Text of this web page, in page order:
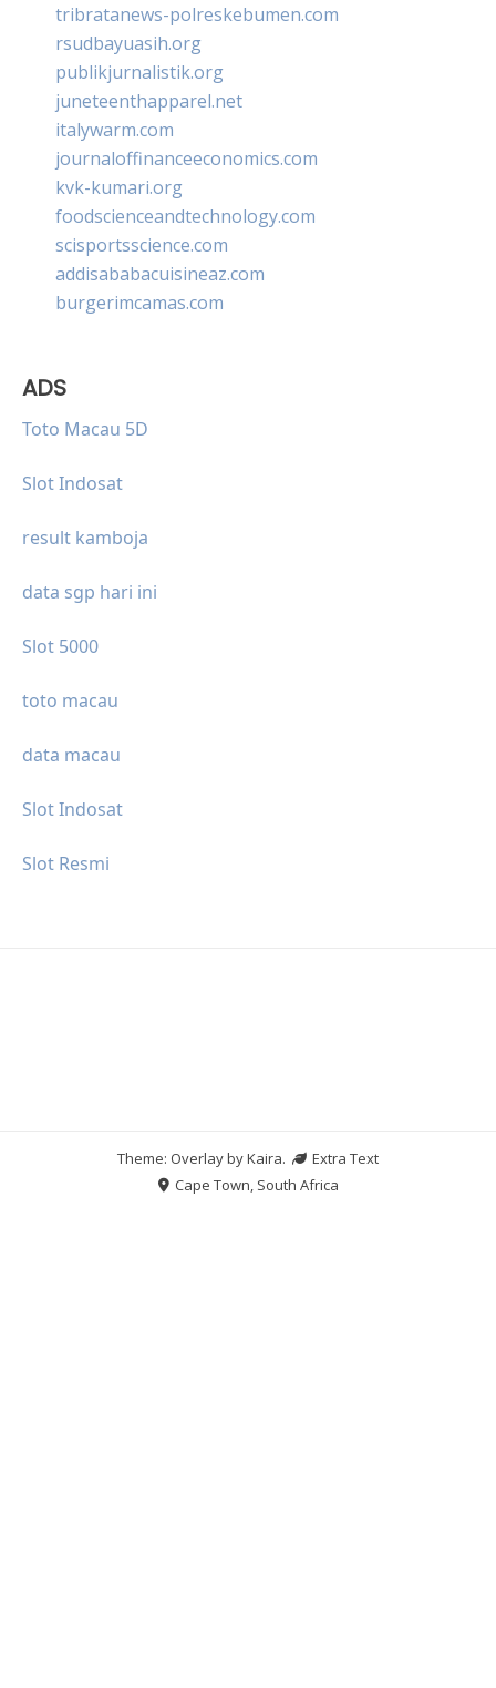
tribratanews-polreskebumen.com
rsudbayuasih.org
publikjurnalistik.org
juneteenthapparel.net
italywarm.com
journaloffinanceeconomics.com
kvk-kumari.org
foodscienceandtechnology.com
scisportsscience.com
addisababacuisineaz.com
burgerimcamas.com
ADS
Toto Macau 5D
Slot Indosat
result kamboja
data sgp hari ini
Slot 5000
toto macau
data macau
Slot Indosat
Slot Resmi
Theme: Overlay byKaira.
Extra Text
Cape Town, South Africa